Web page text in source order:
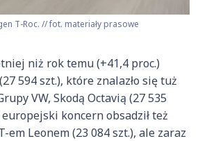
T-Roc. // fot. materiały prasowe
niż rok temu (+41,4 proc.)
594 szt.), które znalazło się tuż
VW, Skodą Octavią (27 535
koncern obsadził też
em Leonem (23 084 szt.), ale zaraz